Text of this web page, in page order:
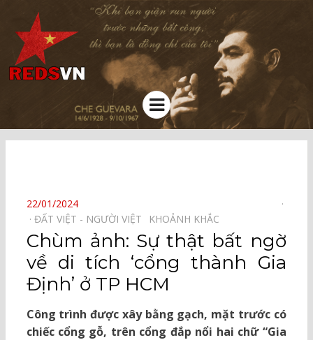
Kênh chia sẻ tri thức cộng đồng
Menu
POSTED
ON
22/01/2024
ĐẤT VIỆT - NGƯỜI VIỆT⠀
KHOẢNH KHẮC⠀
Chùm ảnh: Sự thật bất ngờ
về di tích ‘cổng thành Gia
Định’ ở TP HCM
Công trình được xây bằng gạch, mặt trước có
chiếc cổng gỗ, trên cổng đắp nổi hai chữ “Gia